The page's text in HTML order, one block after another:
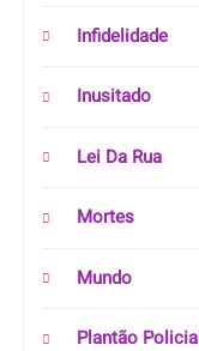
Infidelidade
Inusitado
Lei Da Rua
Mortes
Mundo
Plantão Policial